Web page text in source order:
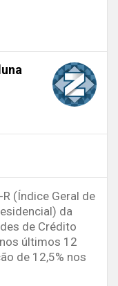
(Índice Geral de
da
de Crédito
últimos 12
de 12,5% nos